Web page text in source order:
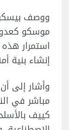
ووصف
موسكو كعدو
استمرار
إنشاء بنية
وأشار إلى
مباشر في
كييف